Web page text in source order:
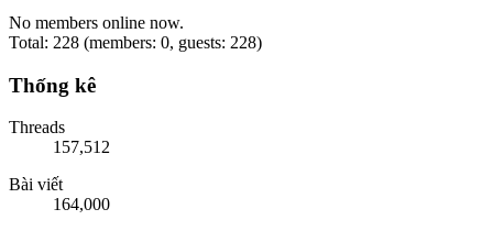
No members online now.
Total: 228 (members: 0, guests: 228)
Thống kê
Threads
157,512
Bài viết
164,000